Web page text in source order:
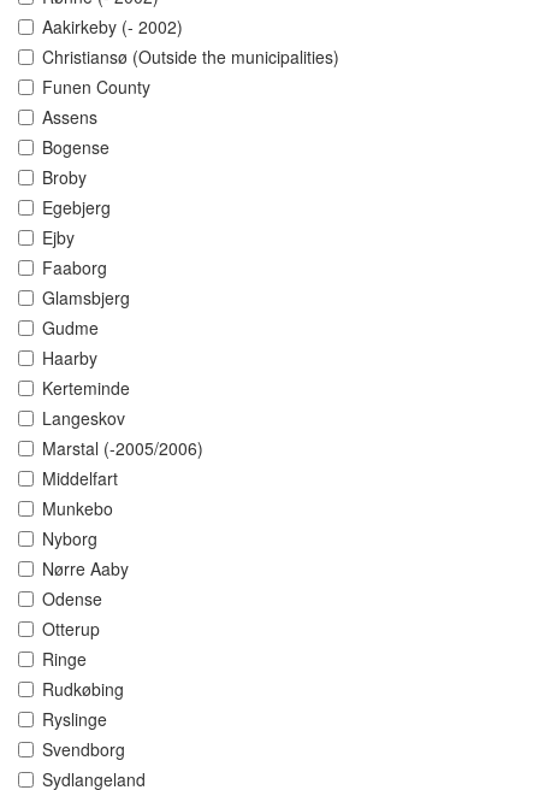
Aakirkeby (- 2002)
Christiansø (Outside the municipalities)
Funen County
Assens
Bogense
Broby
Egebjerg
Ejby
Faaborg
Glamsbjerg
Gudme
Haarby
Kerteminde
Langeskov
Marstal (-2005/2006)
Middelfart
Munkebo
Nyborg
Nørre Aaby
Odense
Otterup
Ringe
Rudkøbing
Ryslinge
Svendborg
Sydlangeland